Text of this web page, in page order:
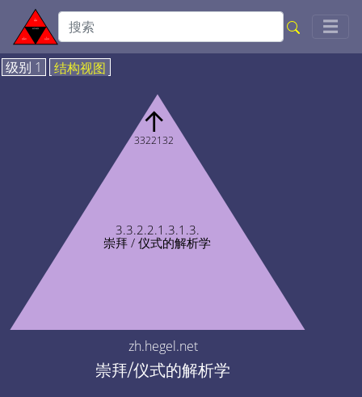
☰
级别 1 结构视图
3.3.2.2.1.3.1.3.
崇拜 / 仪式的解析学
↑
3322132
zh.hegel.net
崇拜/仪式的解析学